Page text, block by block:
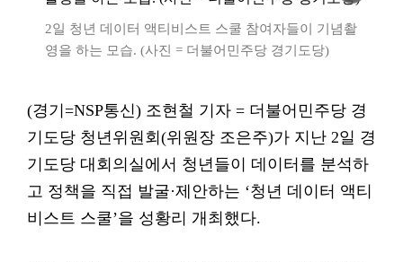
2일 청년 데이터 액티비스트 스쿨 참여자들이 기념촬
영을 하는 모습. (사진 = 더불어민주당 경기도당)
(경기=NSP통신) 조현철 기자 = 더불어민주당 경
기도당 청년위원회(위원장 조은주)가 지난 2일 경
기도당 대회의실에서 청년들이 데이터를 분석하
고 정책을 직접 발굴·제안하는 ‘청년 데이터 액티
비스트 스쿨’을 성황리 개최했다.